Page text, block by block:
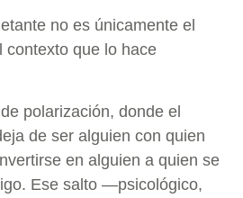
no es únicamente el
contexto que lo hace
polarización, donde el
de ser alguien con quien
en alguien a quien se
Ese salto —psicológico,